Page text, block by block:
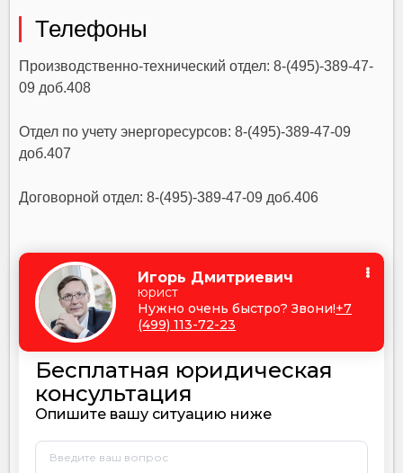
Телефоны
Производственно-технический отдел: 8-(495)-389-47-
09 доб.408
Отдел по учету энергоресурсов: 8-(495)-389-47-09
доб.407
Договорной отдел: 8-(495)-389-47-09 доб.406